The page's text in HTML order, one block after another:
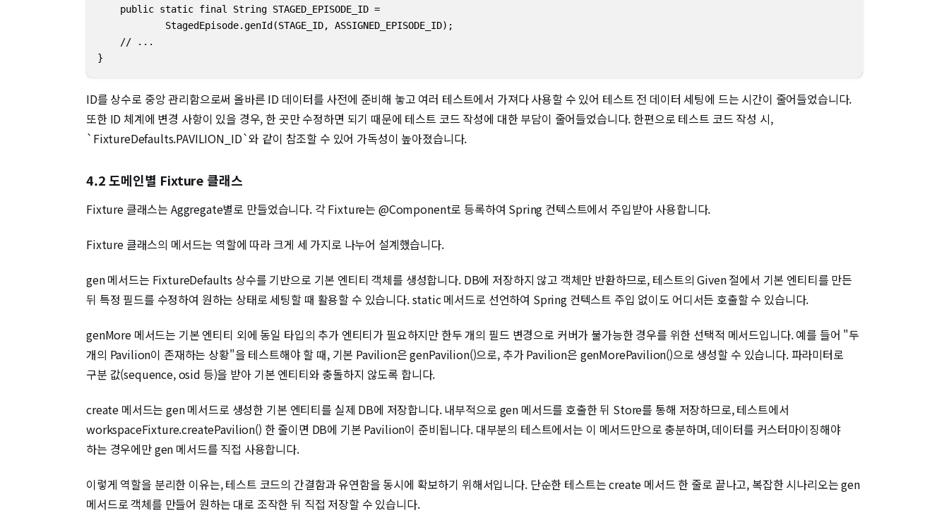
    public static final String STAGED_EPISODE_ID =
            StagedEpisode.genId(STAGE_ID, ASSIGNED_EPISODE_ID);
    // ...
}
ID를 상수로 중앙 관리함으로써 올바른 ID 데이터를 사전에 준비해 놓고 여러 테스트에서 가져다 사용할 수 있어 테스트 전 데이터 세팅에 드는 시간이 줄어들었습니다.
또한 ID 체계에 변경 사항이 있을 경우, 한 곳만 수정하면 되기 때문에 테스트 코드 작성에 대한 부담이 줄어들었습니다. 한편으로 테스트 코드 작성 시,
`FixtureDefaults.PAVILION_ID`와 같이 참조할 수 있어 가독성이 높아졌습니다.
4.2 도메인별 Fixture 클래스
Fixture 클래스는 Aggregate별로 만들었습니다. 각 Fixture는 @Component로 등록하여 Spring 컨텍스트에서 주입받아 사용합니다.
Fixture 클래스의 메서드는 역할에 따라 크게 세 가지로 나누어 설계했습니다.
gen 메서드는 FixtureDefaults 상수를 기반으로 기본 엔티티 객체를 생성합니다. DB에 저장하지 않고 객체만 반환하므로, 테스트의 Given 절에서 기본 엔티티를 만든
뒤 특정 필드를 수정하여 원하는 상태로 세팅할 때 활용할 수 있습니다. static 메서드로 선언하여 Spring 컨텍스트 주입 없이도 어디서든 호출할 수 있습니다.
genMore 메서드는 기본 엔티티 외에 동일 타입의 추가 엔티티가 필요하지만 한두 개의 필드 변경으로 커버가 불가능한 경우를 위한 선택적 메서드입니다. 예를 들어 "두
개의 Pavilion이 존재하는 상황"을 테스트해야 할 때, 기본 Pavilion은 genPavilion()으로, 추가 Pavilion은 genMorePavilion()으로 생성할 수 있습니다. 파라미터로
구분 값(sequence, osid 등)을 받아 기본 엔티티와 충돌하지 않도록 합니다.
create 메서드는 gen 메서드로 생성한 기본 엔티티를 실제 DB에 저장합니다. 내부적으로 gen 메서드를 호출한 뒤 Store를 통해 저장하므로, 테스트에서
workspaceFixture.createPavilion() 한 줄이면 DB에 기본 Pavilion이 준비됩니다. 대부분의 테스트에서는 이 메서드만으로 충분하며, 데이터를 커스터마이징해야
하는 경우에만 gen 메서드를 직접 사용합니다.
이렇게 역할을 분리한 이유는, 테스트 코드의 간결함과 유연함을 동시에 확보하기 위해서입니다. 단순한 테스트는 create 메서드 한 줄로 끝나고, 복잡한 시나리오는 gen
메서드로 객체를 만들어 원하는 대로 조작한 뒤 직접 저장할 수 있습니다.